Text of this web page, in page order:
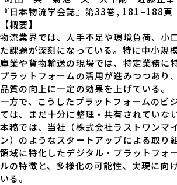
『日本物流学会誌』第33巻, 181–188頁
【概要】
物流業界では、人手不足や環境負荷、小
た課題が深刻になっている。特に中小規
庫業や貨物輸送の現場では、特定業務に
プラットフォームの活用が進みつつあり
品質の向上に一定の効果を上げている。
一方で、こうしたプラットフォームのビ
ては、まだ十分に整理・共有されていな
本稿では、当社（株式会社ラストワンマ
ン）のようなスタートアップによる取り
領域に特化したデジタル・プラットフォ
ルの特徴と、多様化の可能性、実現に向
いる。